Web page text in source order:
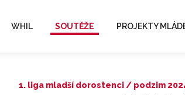
WHIL SOUTĚŽE PROJEKTY
1. liga mladší dorostenci / podzim